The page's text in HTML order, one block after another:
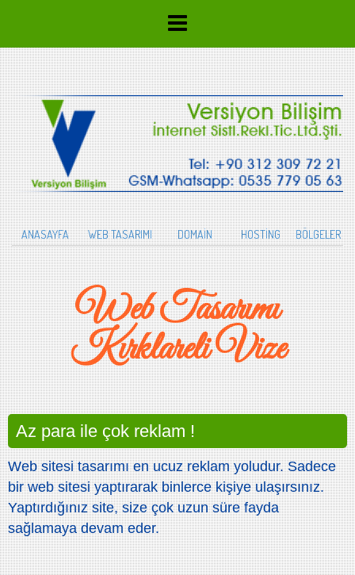
ANASAYFA WEB TASARIMI DOMAİN HOSTİNG BÖLGELER
Web Tasarımı
Kırklareli Vize
Az para ile çok reklam !
Web sitesi tasarımı en ucuz reklam yoludur. Sadece
bir web sitesi yaptırarak binlerce kişiye ulaşırsınız.
Yaptırdığınız site, size çok uzun süre fayda
sağlamaya devam eder.